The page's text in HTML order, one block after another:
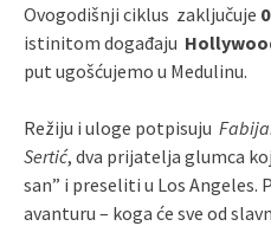
Ovogodišnji ciklus zaključuje
istinitom događaju
put ugošćujemo u Medulinu.
Režiju i uloge potpisuju
Sertić, dva prijatelja glumca
san” i preseliti u Los Angeles.
avanturu – koga će sve od